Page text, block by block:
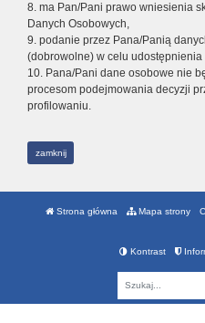
8. ma Pan/Pani prawo wniesienia
Danych Osobowych,
9. podanie przez Pana/Panią
(dobrowolne) w celu
10. Pana/Pani dane osobowe nie
procesom podejmowania decyzji
profilowaniu.
zamknij
Strona główna Mapa strony
Kontrast